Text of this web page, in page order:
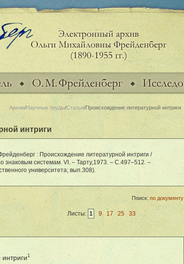
Архив/Научные труды/Статьи/Происхождение литературной интриги
интриги
: Происхождение литературной интриги /
системам. VI. – Тарту,1973. – С.497–512. –
университета; вып.308).
Поиск: по документу
Листы: 1 9 17 25 33
1